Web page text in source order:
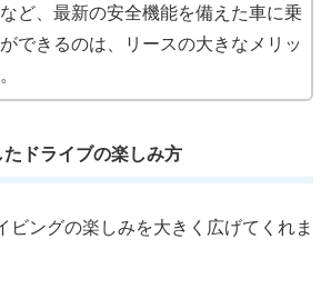
ど、最新の安全機能を備えた車に乗
できるのは、リースの大きなメリッ
ドライブの楽しみ方
ビングの楽しみを大きく広げてくれま